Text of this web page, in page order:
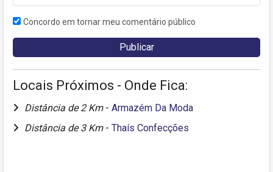
Concordo em tornar meu comentário público
Locais Próximos - Onde Fica:
Distância de 2 Km - Armazém Da Moda
Distância de 3 Km - Thaís Confecções